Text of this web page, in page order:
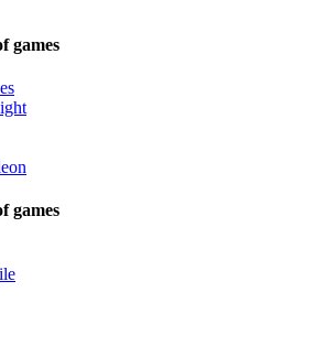
games
games